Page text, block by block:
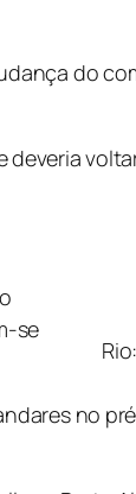
do
se
no